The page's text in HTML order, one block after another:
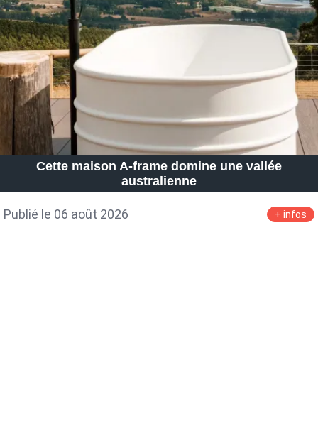
Petite Surface
Piscine Question De Style
Renovation
Revue De Week End
Tiny House
Cette maison A-frame domine une vallée
australienne
Publié le 06 août 2026 + infos